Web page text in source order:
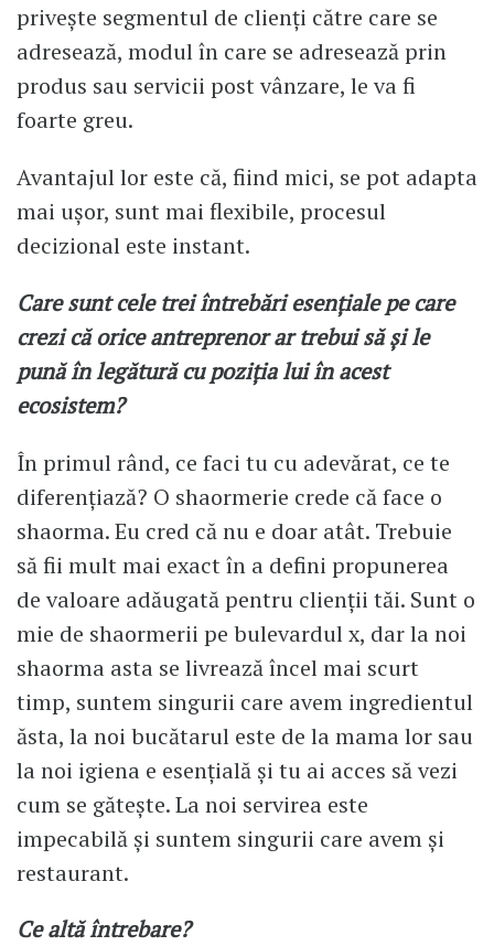
privește segmentul de clienți către care se
adresează, modul în care se adresează prin
produs sau servicii post vânzare, le va fi
foarte greu.
Avantajul lor este că, fiind mici, se pot adapta
mai ușor, sunt mai flexibile, procesul
decizional este instant.
Care sunt cele trei întrebări esențiale pe care
crezi că orice antreprenor ar trebui să și le
pună în legătură cu poziția lui în acest
ecosistem?
În primul rând, ce faci tu cu adevărat, ce te
diferențiază? O shaormerie crede că face o
shaorma. Eu cred că nu e doar atât. Trebuie
să fii mult mai exact în a defini propunerea
de valoare adăugată pentru clienții tăi. Sunt o
mie de shaormerii pe bulevardul x, dar la noi
shaorma asta se livrează încel mai scurt
timp, suntem singurii care avem ingredientul
ăsta, la noi bucătarul este de la mama lor sau
la noi igiena e esențială și tu ai acces să vezi
cum se gătește. La noi servirea este
impecabilă și suntem singurii care avem și
restaurant.
Ce altă întrebare?